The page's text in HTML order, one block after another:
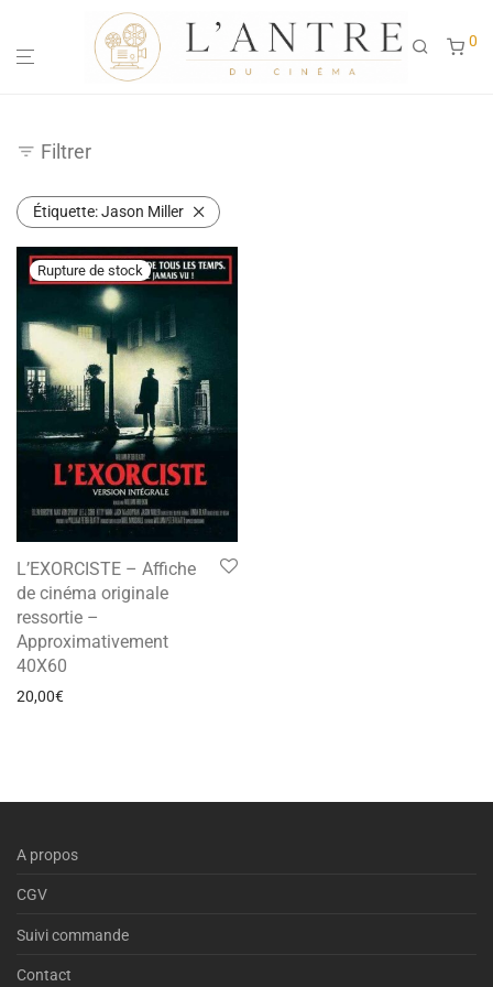
0
Filtrer
Étiquette:Jason Miller
L’EXORCISTE – Affiche
de cinéma originale
ressortie –
Approximativement
40X60
20,00€
A propos
CGV
Suivi commande
Contact